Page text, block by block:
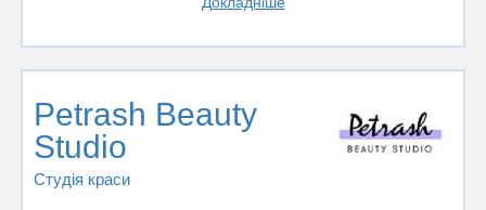
Petrash Beauty
Studio
Студія краси